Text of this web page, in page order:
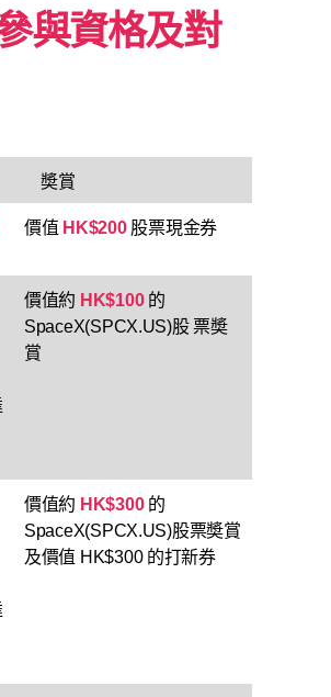
與資格及對
奬賞
價值 HK$200股票現金券
價值約 HK$100的
SpaceX(SPCX.US)股 票奬
賞
價值約 HK$300的
SpaceX(SPCX.US)股票奬賞
及價值 HK$300 的打新券